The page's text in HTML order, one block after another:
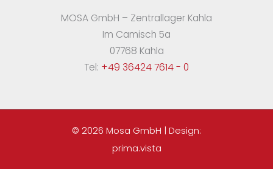
MOSA GmbH – Zentrallager Kahla
Im Camisch 5a
07768 Kahla
Tel: +49 36424 7614 - 0
© 2026 Mosa GmbH | Design:
prima.vista